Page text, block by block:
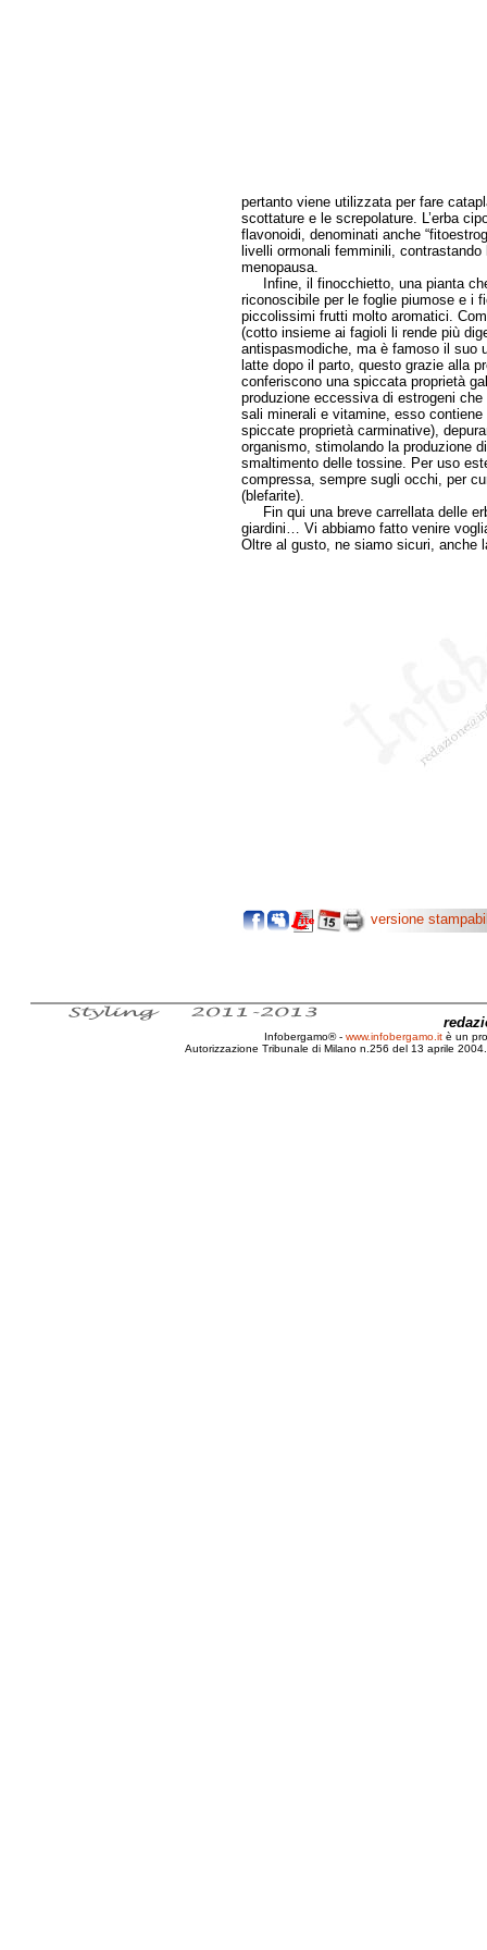
pertanto viene utilizzata per fare
scottature e le screpolature. L’erba
flavonoidi, denominati anche
livelli ormonali femminili,
menopausa.
Infine, il finocchietto, una pianta
riconoscibile per le foglie piumose e i
piccolissimi frutti molto aromatici.
(cotto insieme ai fagioli li rende più
antispasmodiche, ma è famoso il suo
latte dopo il parto, questo grazie alla
conferiscono una spiccata proprietà
produzione eccessiva di estrogeni
sali minerali e vitamine, esso contiene
spiccate proprietà carminative),
organismo, stimolando la produzione
smaltimento delle tossine. Per uso
compressa, sempre sugli occhi, per
(blefarite).
Fin qui una breve carrellata delle
giardini… Vi abbiamo fatto venire
Oltre al gusto, ne siamo sicuri, anche
versione
Infobergamo® - www.infobergamo.it è un
Autorizzazione Tribunale di Milano n.256 del 13 aprile